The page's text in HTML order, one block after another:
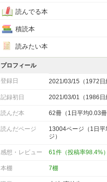
読んでる本
積読本
読みたい本
プロフィール
登録日 2021/03/15（1972日
記録初日 2021/03/01（1986日
読んだ本 62冊（1日平均0.03
読んだページ
13004ページ（1日平
ジ）
感想・レビュー 61件（投稿率98.4%）
本棚 7棚